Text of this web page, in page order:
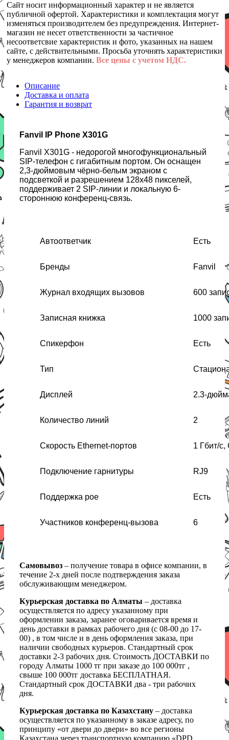
Сайт носит информационный характер и не является
публичной офертой. Характеристики и комплектация могут
изменяться производителем без предупреждения. Интернет-
магазин не несет ответственности за частичное
несоответсвие характеристик и фото, указанных на нашем
сайте, с действительными. Просьба уточнять характеристики
у менеджеров компании. Все цены с учетом НДС.
Описание
Доставка и оплата
Гарантия и возврат
Fanvil IP Phone X301G
Fanvil X301G - недорогой многофункциональный
SIP-телефон с гигабитным портом. Он оснащен
2,3-дюймовым чёрно-белым экраном с
подсветкой и разрешением 128x48 пикселей,
поддерживает 2 SIP-линии и локальную 6-
стороннюю конференц-связь.
Автоответчик Есть
Бренды Fanvil
Журнал входящих вызовов 600
Записная книжка 1000
Спикерфон Есть
Тип
Дисплей 2.3-
Количество линий 2
Скорость Ethernet-портов 1 Гбит/с,
Подключение гарнитуры RJ9
Поддержка poe Есть
Участников конференц-вызова 6
Самовывоз – получение товара в офисе компании, в
течение 2-х дней после подтверждения заказа
обслуживающим менеджером.
Курьерская доставка по Алматы – доставка
осуществляется по адресу указанному при
оформлении заказа, заранее оговаривается время и
день доставки в рамках рабочего дня (с 08-00 до 17-
00) , в том числе и в день оформления заказа, при
наличии свободных курьеров. Стандартный срок
доставки 2-3 рабочих дня. Стоимость ДОСТАВКИ по
городу Алматы 1000 тг при заказе до 100 000тг ,
свыше 100 000тг доставка БЕСПЛАТНАЯ.
Стандартный срок ДОСТАВКИ два - три рабочих
дня.
Курьерская доставка по Казахстану – доставка
осуществляется по указанному в заказе адресу, по
принципу «от двери до двери» во все регионы